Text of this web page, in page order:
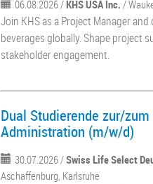
06.08.2026 /KHS USA Inc. /
Join KHS as a Project Manager
beverages globally. Shape project
stakeholder engagement.
Dual Studierende zur/
Administration (m/w/d)
30.07.2026 /Swiss Life Select
Aschaffenburg, Karlsruhe